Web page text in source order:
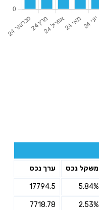
משקל נכס ערך נכס
5.84%
17794.5
2.53%
7718.78